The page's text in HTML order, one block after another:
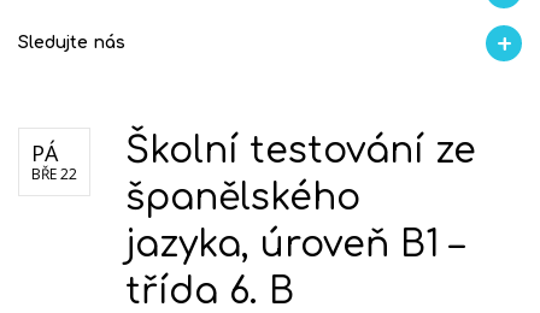
Školní magazín REFRESH Soutěže
Sledujte nás
PÁ
BŘE 22
Školní testování ze
španělského
jazyka, úroveň B1 –
třída 6. B